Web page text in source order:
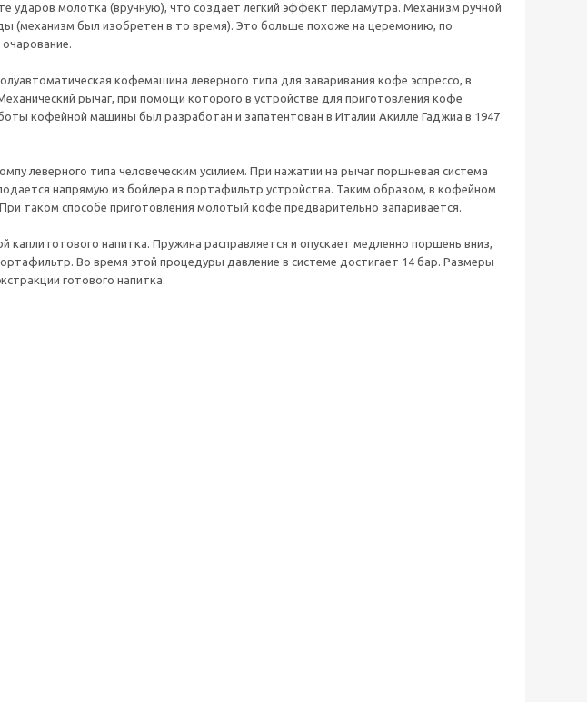
ударов молотка (вручную), что создает легкий эффект перламутра. Механизм ручной
(механизм был изобретен в то время). Это больше похоже на церемонию, по
кофемашина леверного типа для заваривания кофе эспрессо, в
рычаг, при помощи которого в устройстве для приготовления кофе
кофейной машины был разработан и запатентован в Италии Акилле Гаджиа в 1947
леверного типа человеческим усилием. При нажатии на рычаг поршневая система
напрямую из бойлера в портафильтр устройства. Таким образом, в кофейном
таком способе приготовления молотый кофе предварительно запаривается.
капли готового напитка. Пружина расправляется и опускает медленно поршень вниз,
Во время этой процедуры давление в системе достигает 14 бар. Размеры
готового напитка.